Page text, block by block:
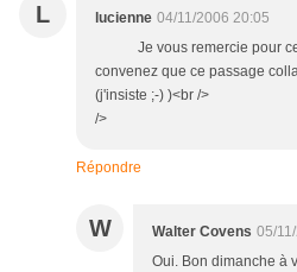
L lucienne 04/11/2006 20:05
Je vous remercie pour ce
convenez que ce passage
(j'insiste ;-) )<br />
/>
Répondre
W Walter Covens 05/
Oui. Bon dimanche à